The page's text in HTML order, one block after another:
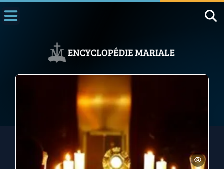
1000 Raisons de Croire
L'actualité de la semaine
La chaîne Youtube